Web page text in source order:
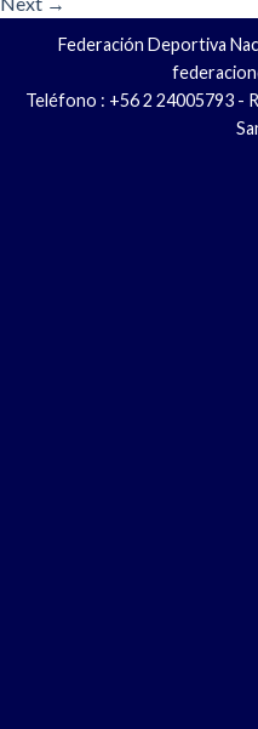
Federación Deportiva
Teléfono : +56 2 24005793 -